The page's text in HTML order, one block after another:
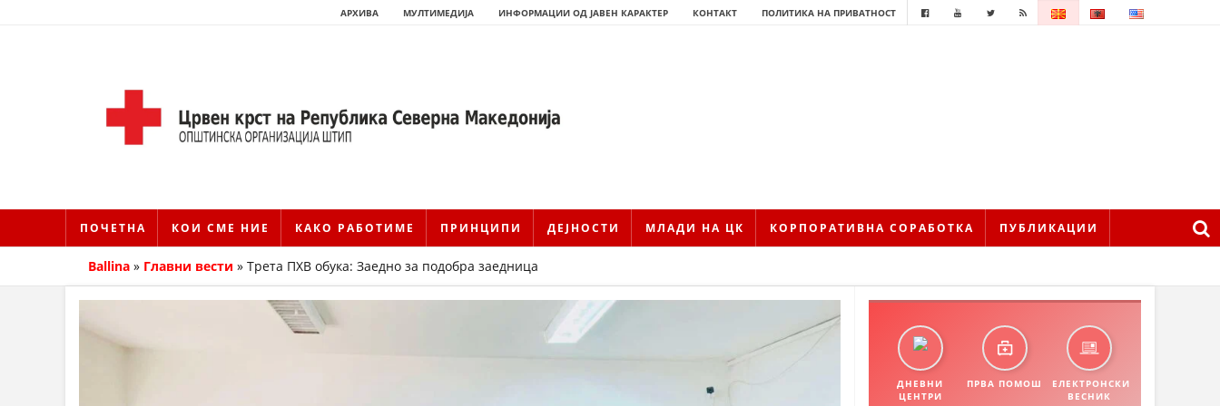
АРХИВА МУЛТИМЕДИЈА ИНФОРМАЦИИ ОД ЈАВЕН КАРАКТЕР КОНТАКТ ПОЛИТИКА НА ПРИВАТНОСТ
ПОЧЕТНА КОИ СМЕ НИЕ КАКО РАБОТИМЕ ПРИНЦИПИ ДЕЈНОСТИ МЛАДИ НА ЦК КОРПОРАТИВНА СОРАБОТКА ПУБЛИКАЦИИ
ИСТОРИЈАТ НА ЦКРМ
Ballina » Главни вести » Трета ПХВ обука: Заедно за подобра заедница
ДНЕВНИ
ЦЕНТРИ
ПРВА ПОМОШ
ЕЛЕКТРОНСКИ
ВЕСНИК